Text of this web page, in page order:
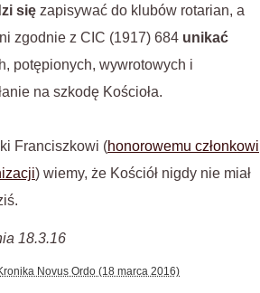
się zapisywać do klubów rotarian, a
zgodnie z CIC (1917) 684 unikać
potępionych, wywrotowych i
na szkodę Kościoła.
Franciszkowi (honorowemu członkowi
) wiemy, że Kościół nigdy nie miał
18.3.16
Novus Ordo (18 marca 2016)